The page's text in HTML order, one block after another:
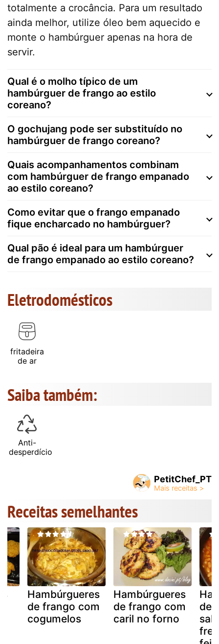
totalmente a crocância. Para um resultado
ainda melhor, utilize óleo bem aquecido e
monte o hambúrguer apenas na hora de
servir.
Qual é o molho típico de um
hambúrguer de frango ao estilo
coreano?
O gochujang pode ser substituído no
hambúrguer de frango coreano?
Quais acompanhamentos combinam
com hambúrguer de frango empanado
ao estilo coreano?
Como evitar que o frango empanado
fique encharcado no hambúrguer?
Qual pão é ideal para um hambúrguer
de frango empanado ao estilo coreano?
Eletrodomésticos
fritadeira
de ar
Saiba também:
Anti-
desperdício
PetitChef_PT
Receitas semelhantes
Hambúrgueres
de frango com
cogumelos
Hambúrgueres
de frango com
caril no forno
de